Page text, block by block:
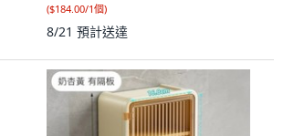
($184.00/1個)
8/21 預計送達